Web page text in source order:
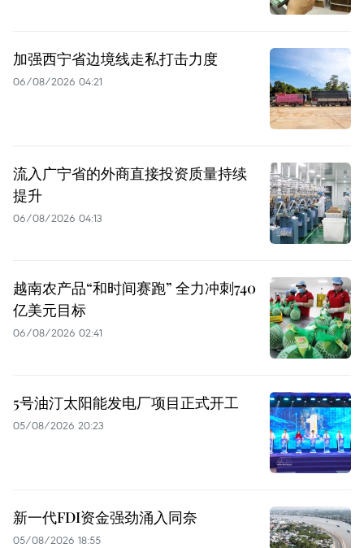
加强西宁省边境线走私打击力度
06/08/2026 04:21
流入广宁省的外商直接投资质量持续
提升
06/08/2026 04:13
越南农产品“和时间赛跑” 全力冲刺740
亿美元目标
06/08/2026 02:41
5号油汀太阳能发电厂项目正式开工
05/08/2026 20:23
新一代FDI资金强劲涌入同奈
05/08/2026 18:55